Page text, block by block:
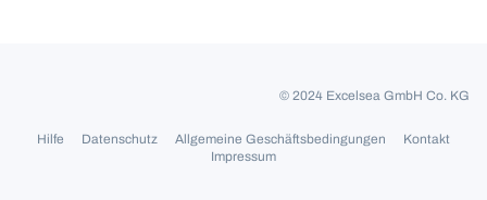
© 2024 Excelsea GmbH Co. KG
Hilfe Datenschutz Allgemeine Geschäftsbedingungen
Kontakt
Impressum